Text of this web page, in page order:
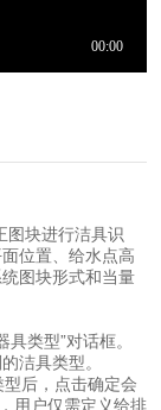
图块进行洁具识
位置、给水点高
图块形式和当量
类型”对话框。
洁具类型。
后，点击确定会
用户仅需定义给排